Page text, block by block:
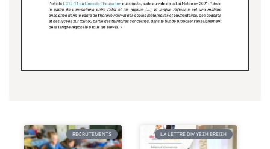
RECRUTEMENTS LA LETTRE DIV YEZH BREIZH